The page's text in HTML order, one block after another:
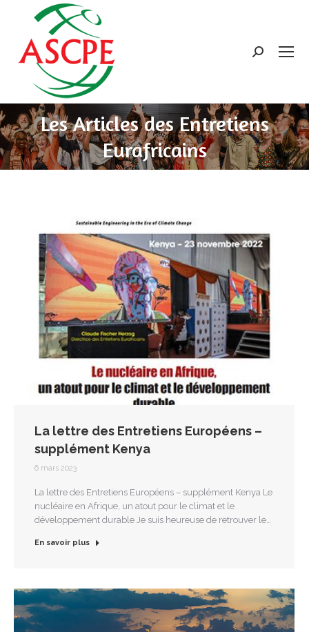
Search:
Les Articles des Entretiens
Eurafricains
La lettre des Entretiens Européens –
supplément Kenya
6 mars 2023
La lettre des Entretiens Européens – supplément Kenya Le
nucléaire en Afrique, un atout pour le climat et le
développement durable Je suis heureuse de retrouver le…
En savoir plus